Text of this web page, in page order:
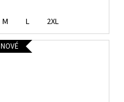
M L 2XL
NOVÉ